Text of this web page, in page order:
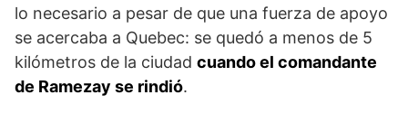
lo necesario a pesar de que una fuerza de apoyo
se acercaba a Quebec: se quedó a menos de 5
kilómetros de la ciudad cuando el comandante
de Ramezay se rindió.